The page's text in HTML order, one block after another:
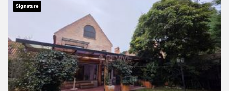
Signature